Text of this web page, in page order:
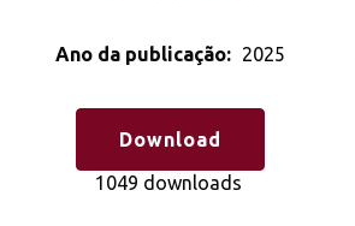
Ano da publicação: 2025
Download
1049 downloads